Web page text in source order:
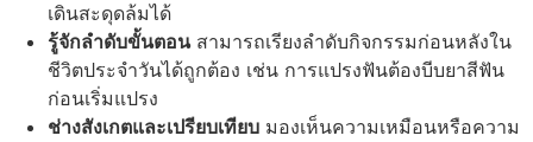
เดินสะดุดล้มได้
รู้จักลำดับขั้นตอนสามารถเรียงลำดับกิจกรรมก่อนหลังใน
ชีวิตประจำวันได้ถูกต้อง เช่น การแปรงฟันต้องบีบยาสีฟัน
ก่อนเริ่มแปรง
ช่างสังเกตและเปรียบเทียบ มองเห็นความเหมือนหรือความ